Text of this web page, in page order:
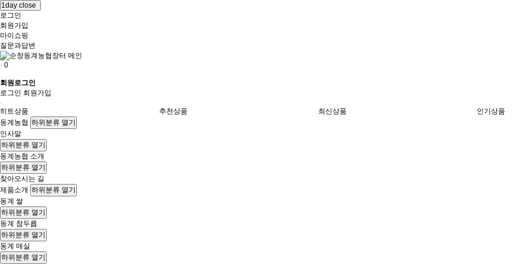
1day close
로그인
회원가입
마이쇼핑
질문과답변
0
회원로그인
로그인 회원가입
히트상품 추천상품 최신상품
인기상품
동계농협 하위분류 열기
인사말
하위분류 열기
동계농협 소개
하위분류 열기
찾아오시는 길
제품소개 하위분류 열기
동계 쌀
하위분류 열기
동계 참두릅
하위분류 열기
동계 매실
하위분류 열기